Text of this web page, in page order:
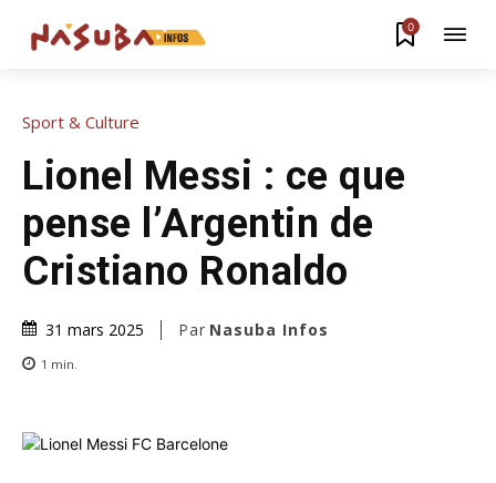
0
Sport & Culture
Lionel Messi : ce que
pense l’Argentin de
Cristiano Ronaldo
31 mars 2025 Par Nasuba Infos
1 min.